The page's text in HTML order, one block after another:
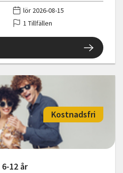
lör 2026-08-15
1 Tillfällen
12 år
Kostnadsfri